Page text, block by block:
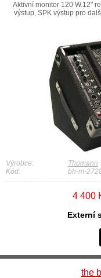
Aktivní monitor 120 W.12"
výstup, SPK výstup pro
Výrobce:
Thomann
Kód:
bh-m-
4 400
Externí
the